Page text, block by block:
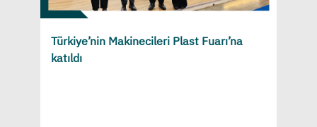
Türkiye’nin Makinecileri Plast Fuarı’na
katıldı